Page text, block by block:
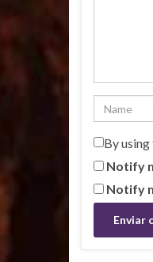
By
Notify
Notify